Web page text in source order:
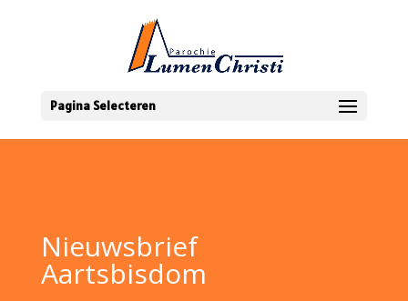
Pagina Selecteren
Nieuwsbrief
Aartsbisdom